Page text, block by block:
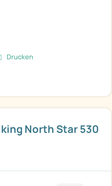
North Star 530
Drucken